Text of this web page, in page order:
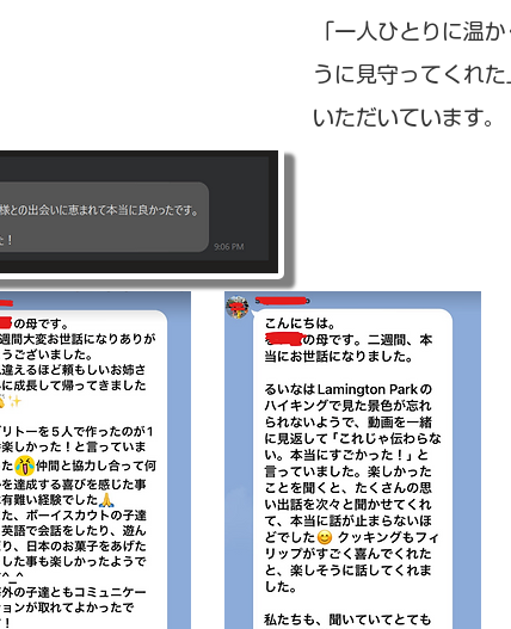
「一人ひとりに温
うに見守ってくれ
いただいています。